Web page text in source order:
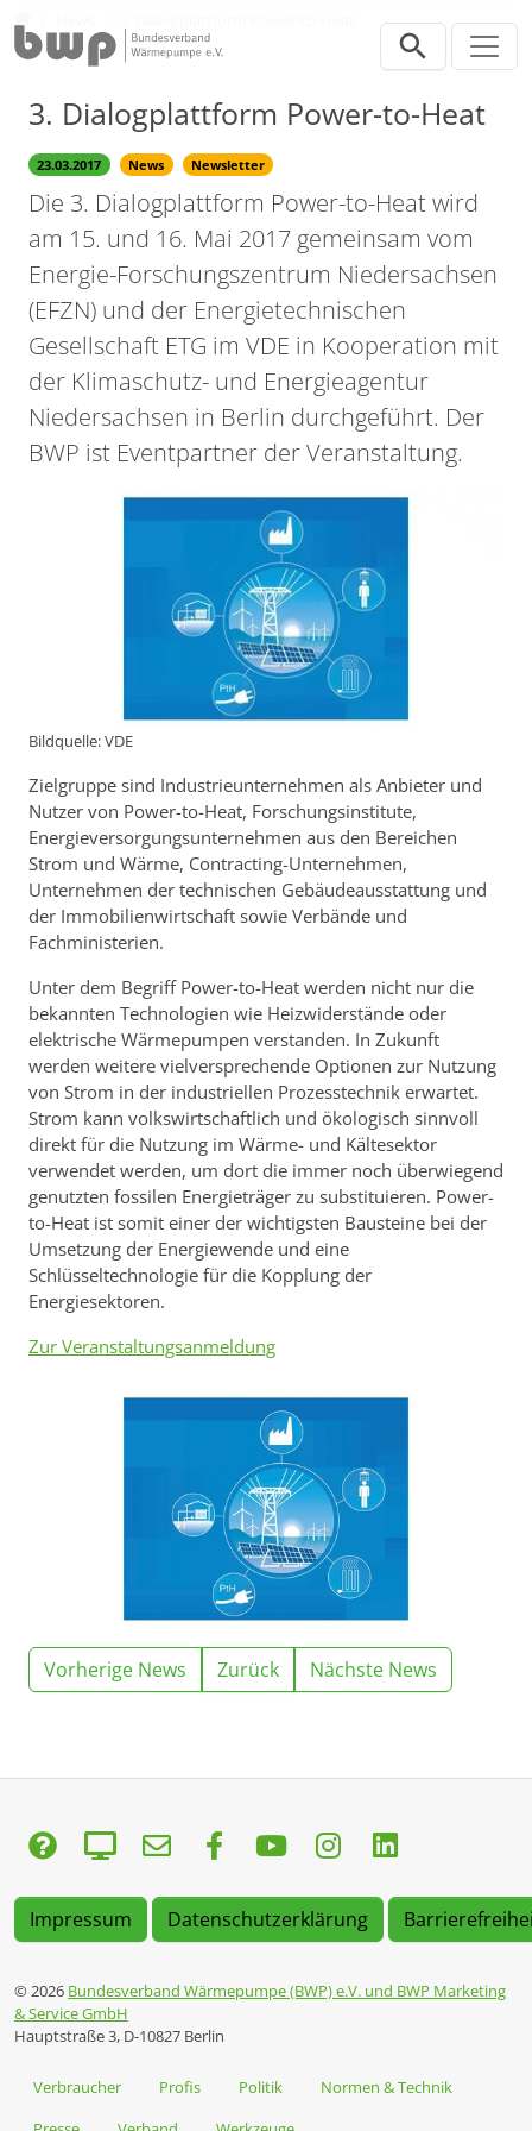
3. Dialogplattform Power-to-Heat
23.03.2017 News Newsletter
Die 3. Dialogplattform Power-to-Heat wird
am 15. und 16. Mai 2017 gemeinsam vom
Energie-Forschungszentrum Niedersachsen
(EFZN) und der Energietechnischen
Gesellschaft ETG im VDE in Kooperation mit
der Klimaschutz- und Energieagentur
Niedersachsen in Berlin durchgeführt. Der
BWP ist Eventpartner der Veranstaltung.
Bildquelle: VDE
Zielgruppe sind Industrieunternehmen als Anbieter und
Nutzer von Power-to-Heat, Forschungsinstitute,
Energieversorgungsunternehmen aus den Bereichen
Strom und Wärme, Contracting-Unternehmen,
Unternehmen der technischen Gebäudeausstattung und
der Immobilienwirtschaft sowie Verbände und
Fachministerien.
Unter dem Begriff Power-to-Heat werden nicht nur die
bekannten Technologien wie Heizwiderstände oder
elektrische Wärmepumpen verstanden. In Zukunft
werden weitere vielversprechende Optionen zur Nutzung
von Strom in der industriellen Prozesstechnik erwartet.
Strom kann volkswirtschaftlich und ökologisch sinnvoll
direkt für die Nutzung im Wärme- und Kältesektor
verwendet werden, um dort die immer noch überwiegend
genutzten fossilen Energieträger zu substituieren. Power-
to-Heat ist somit einer der wichtigsten Bausteine bei der
Umsetzung der Energiewende und eine
Schlüsseltechnologie für die Kopplung der
Energiesektoren.
Zur Veranstaltungsanmeldung
Vorherige News Zurück Nächste News
Impressum Datenschutzerklärung
© 2026 Bundesverband Wärmepumpe (BWP) e.V. und BWP Marketing
& Service GmbH
Hauptstraße 3, D-10827 Berlin
Verbraucher Profis Politik
Normen & Technik